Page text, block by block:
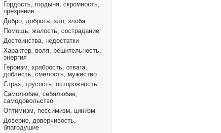
Гордость, гордыня, скромность,
презрение
Добро, доброта, зло, злоба
Помощь, жалость, сострадание
Достоинства, недостатки
Характер, воля, решительность,
энергия
Героизм, храбрость, отвага,
доблесть, смелость, мужество
Страх, трусость, осторожность
Самолюбие, себялюбие,
самодовольство
Оптимизм, пессимизм, цинизм
Доверие, доверчивость,
благодушие